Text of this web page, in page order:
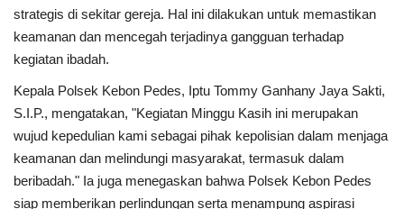
Layanan Publik
strategis di sekitar gereja. Hal ini dilakukan untuk memastikan
keamanan dan mencegah terjadinya gangguan terhadap
kegiatan ibadah.
Kepala Polsek Kebon Pedes, Iptu Tommy Ganhany Jaya Sakti,
S.I.P., mengatakan, "Kegiatan Minggu Kasih ini merupakan
wujud kepedulian kami sebagai pihak kepolisian dalam menjaga
keamanan dan melindungi masyarakat, termasuk dalam
beribadah." Ia juga menegaskan bahwa Polsek Kebon Pedes
siap memberikan perlindungan serta menampung aspirasi